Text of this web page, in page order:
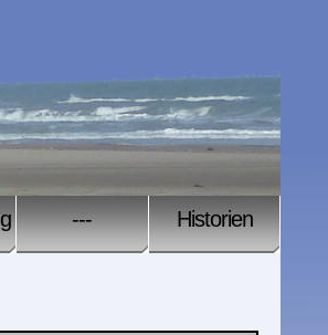
--- Historien